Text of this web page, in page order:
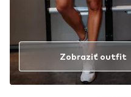
Zobraziť outfit